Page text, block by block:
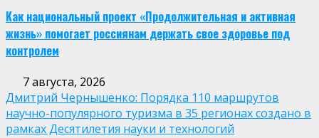
Как национальный проект «Продолжительная и активная
жизнь» помогает россиянам держать свое здоровье под
контролем
7 августа, 2026
Дмитрий Чернышенко: Порядка 110 маршрутов
научно-популярного туризма в 35 регионах создано в
рамках Десятилетия науки и технологий